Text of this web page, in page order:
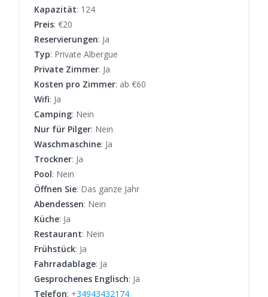
Kapazität: 124
Preis: €20
Reservierungen: Ja
Typ: Private Albergue
Private Zimmer: Ja
Kosten pro Zimmer: ab €60
Wifi: Ja
Camping: Nein
Nur für Pilger: Nein
Waschmaschine: Ja
Trockner: Ja
Pool: Nein
Öffnen Sie: Das ganze Jahr
Abendessen: Nein
Küche: Ja
Restaurant: Nein
Frühstück: Ja
Fahrradablage: Ja
Gesprochenes Englisch: Ja
Telefon: +34943432174